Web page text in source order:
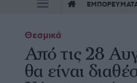
Από τις 28
θα είναι
Θεσμικά